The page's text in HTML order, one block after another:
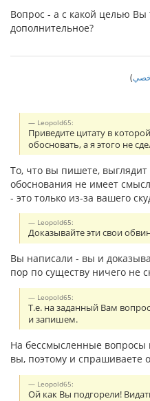
Вопрос - а с какой целью Вы
дополнительное?
)
Leopold65:
Приведите цитату в
обосновать, а я этого не
То, что вы пишете,
обоснования не имеет
- это только из-за вашего
Leopold65:
Доказывайте эти свои
Вы написали - вы и
пор по существу ничего не
Leopold65:
Т.е. на заданный Вам
и запишем.
На бессмысленные вопросы
вы, поэтому и спрашиваете
Leopold65:
Ой как Вы подгорели!